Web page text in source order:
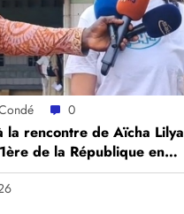
0
rencontre de Aïcha Lilya
de la République en